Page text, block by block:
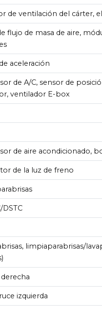
de ventilación del cárter,
flujo de masa de aire,
aceleración
de A/C, sensor de
ventilador E-box
de aire acondicionado,
de la luz de freno
DSTC
limpiaparabrisas/
izquierda